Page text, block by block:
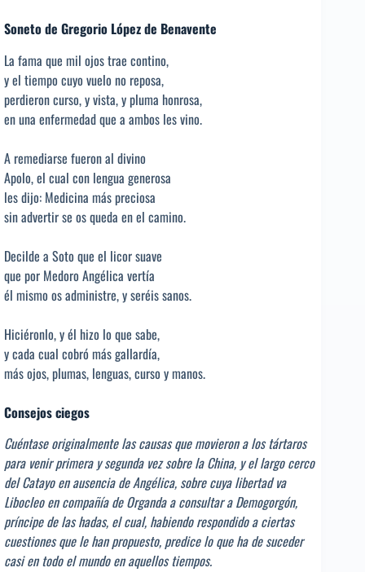
Soneto de Gregorio López de Benavente
La fama que mil ojos trae contino,
y el tiempo cuyo vuelo no reposa,
perdieron curso, y vista, y pluma honrosa,
en una enfermedad que a ambos les vino.
A remediarse fueron al divino
Apolo, el cual con lengua generosa
les dijo: Medicina más preciosa
sin advertir se os queda en el camino.
Decilde a Soto que el licor suave
que por Medoro Angélica vertía
él mismo os administre, y seréis sanos.
Hiciéronlo, y él hizo lo que sabe,
y cada cual cobró más gallardía,
más ojos, plumas, lenguas, curso y manos.
Consejos ciegos
Cuéntase originalmente las causas que movieron a los tártaros
para venir primera y segunda vez sobre la China, y el largo cerco
del Catayo en ausencia de Angélica, sobre cuya libertad va
Libocleo en compañía de Organda a consultar a Demogorgón,
príncipe de las hadas, el cual, habiendo respondido a ciertas
cuestiones que le han propuesto, predice lo que ha de suceder
casi en todo el mundo en aquellos tiempos.